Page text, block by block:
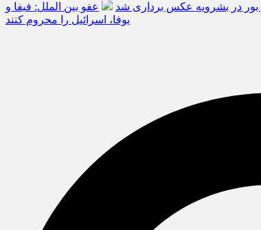
بور در بشرویه عکس برداری شد
عفو بین الملل: فیفا و
یوفا، اسرائیل را محروم کنند